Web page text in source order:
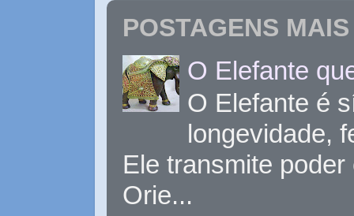
POSTAGENS
O Elefante
O Elefante é
longevidade,
Ele transmite
Orie...